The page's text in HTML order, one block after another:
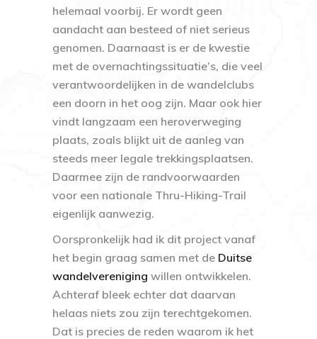
helemaal voorbij. Er wordt geen
aandacht aan besteed of niet serieus
genomen. Daarnaast is er de kwestie
met de overnachtingssituatie’s, die veel
verantwoordelijken in de wandelclubs
een doorn in het oog zijn. Maar ook hier
vindt langzaam een heroverweging
plaats, zoals blijkt uit de aanleg van
steeds meer legale trekkingsplaatsen.
Daarmee zijn de randvoorwaarden
voor een nationale Thru-Hiking-Trail
eigenlijk aanwezig.
Oorspronkelijk had ik dit project vanaf
het begin graag samen met de Duitse
wandelvereniging willen ontwikkelen.
Achteraf bleek echter dat daarvan
helaas niets zou zijn terechtgekomen.
Dat is precies de reden waarom ik het